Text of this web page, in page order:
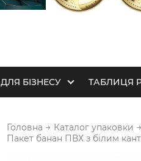
ДЛЯ БІЗНЕСУ ТАБЛИЦЯ
Головна → Каталог упаковки →
Пакет банан ПВХ з білим